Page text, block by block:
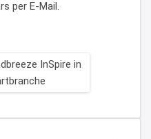
per E-Mail.